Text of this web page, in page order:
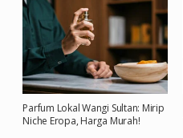
Parfum Lokal Wangi Sultan: Mirip
Niche Eropa, Harga Murah!